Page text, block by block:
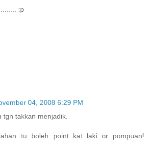
:p
04, 2008 6:29 PM
tgn takkan menjadik.
tu boleh point kat laki or pompuan!